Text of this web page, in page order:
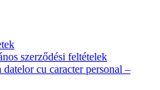
szerződési feltételek
cu caracter personal –